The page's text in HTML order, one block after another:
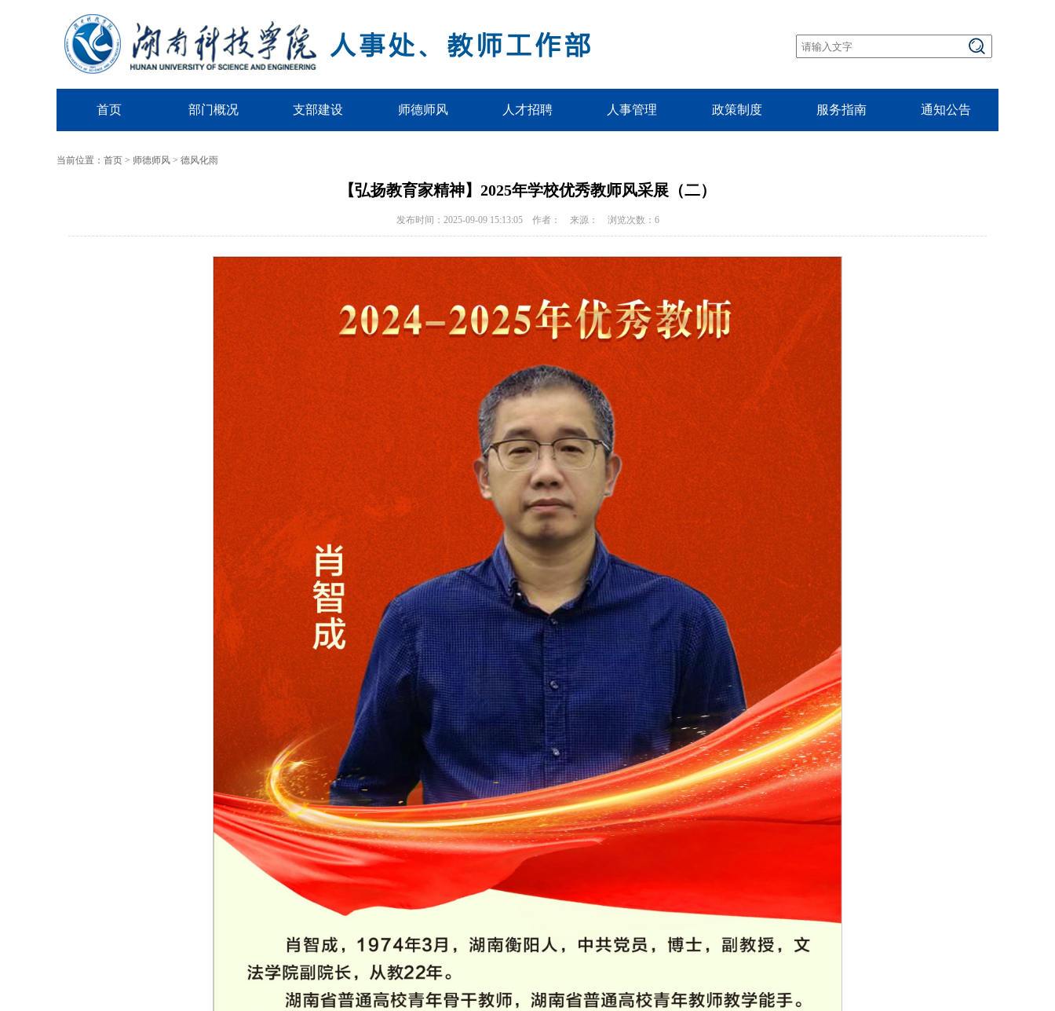
首页 部门概况 支部建设 师德师风 人才招聘 人事管理 政策制度 服务指南 通知公告
当前位置： 首页 > 师德师风 > 德风化雨
【弘扬教育家精神】2025年学校优秀教师风采展（二）
发布时间：2025-09-09 15:13:05 作者： 来源： 浏览次数： 6